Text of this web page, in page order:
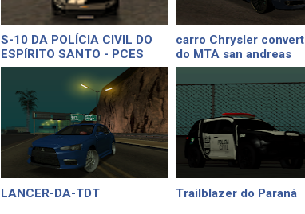
S-10 DA POLÍCIA CIVIL DO
ESPÍRITO SANTO - PCES
DEIC
carro Chrysler
do MTA san andreas
LANCER-DA-TDT Trailblazer do Paraná